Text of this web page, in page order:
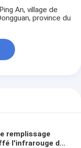
An, village de
province du
remplissage
l'infrarouge de